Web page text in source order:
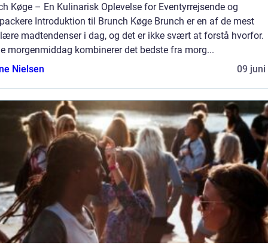
Køge – En Kulinarisk Oplevelse for Eventyrrejsende og
Introduktion til Brunch Køge Brunch er en af de mest
madtendenser i dag, og det er ikke svært at forstå hvorfor.
morgenmiddag kombinerer det bedste fra morg...
Nielsen
09 juni